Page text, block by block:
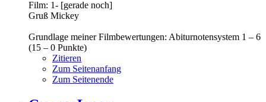
Film: 1- [gerade noch]
Gruß Mickey
Grundlage meiner Filmbewertungen: Abiturnotensystem 1 – 6
(15 – 0 Punkte)
Zitieren
Zum Seitenanfang
Zum Seitenende